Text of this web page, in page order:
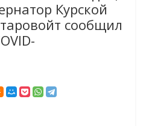
Курской
сообщил